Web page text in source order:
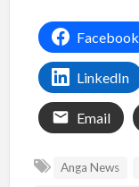
Facebook
LinkedIn
Email
Anga News